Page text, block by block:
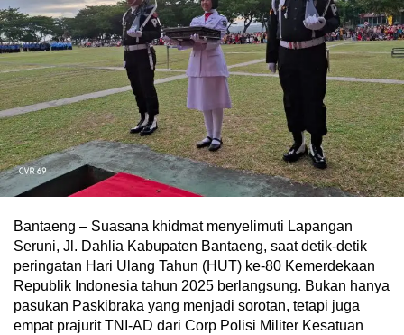
Bantaeng – Suasana khidmat menyelimuti Lapangan
Seruni, Jl. Dahlia Kabupaten Bantaeng, saat detik-detik
peringatan Hari Ulang Tahun (HUT) ke-80 Kemerdekaan
Republik Indonesia tahun 2025 berlangsung. Bukan hanya
pasukan Paskibraka yang menjadi sorotan, tetapi juga
empat prajurit TNI-AD dari Corp Polisi Militer Kesatuan